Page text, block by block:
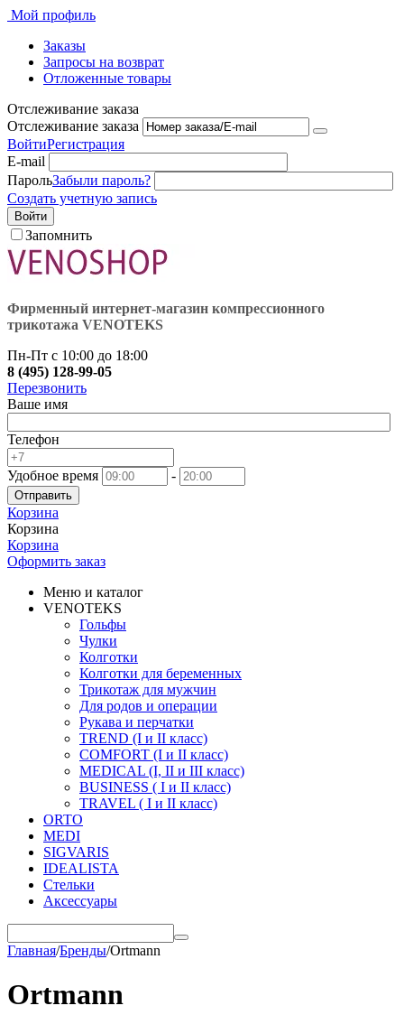
Мой профиль
Заказы
Запросы на возврат
Отложенные товары
Отслеживание заказа
Отслеживание заказа
ВойтиРегистрация
E-mail
ПарольЗабыли пароль?
Создать учетную запись
Войти
Запомнить
Фирменный интернет-магазин компрессионного
трикотажа VENOTEKS
Пн-Пт с 10:00 до 18:00
8 (495) 128-99-05
Перезвонить
Ваше имя
Телефон
Удобное время -
Отправить
Корзина
Корзина
Корзина
Оформить заказ
Меню и каталог
VENOTEKS
Гольфы
Чулки
Колготки
Колготки для беременных
Трикотаж для мужчин
Для родов и операции
Рукава и перчатки
TREND (I и II класс)
COMFORT (I и II класс)
MEDICAL (I, II и III класс)
BUSINESS ( I и II класс)
TRAVEL ( I и II класс)
ORTO
MEDI
SIGVARIS
IDEALISTA
Стельки
Аксессуары
Главная/Бренды/Ortmann
Ortmann